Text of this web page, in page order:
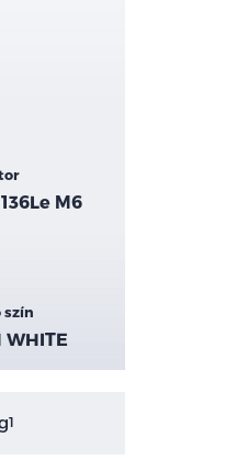
M6
szín
WHITE
1